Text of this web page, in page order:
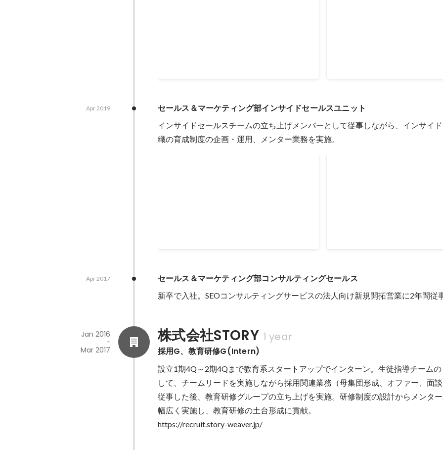
セールス＆マーケティング部インサイドセールスユニット
Apr 2019
インサイドセールスチームの立ち上げメンバーとして従事しながら、インサイ
織の育成制度の企画・運用、メンター業務を実施。
セールス＆マーケティング部コンサルティングセールス
Apr 2017
新卒で入社。SEOコンサルティングサービスの法人向け新規開拓営業に2年間従事
株式会社STORY 1 year
採用G、教育研修G(Intern)
Jan 2016
-
Mar 2017
設立1期4Q～2期4Qまで教育系スタートアップでインターン。生徒指導チームの
して、チームリードを実施しながら採用関連業務（母集団形成、オファー、面
従事した後、教育研修グループの立ち上げを実施。研修制度の設計からメンタ
幅広く実施し、教育研修の土台形成に貢献。
https://recruit.story-weaver.jp/